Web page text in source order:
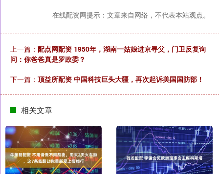
在线配资网提示：文章来自网络，不代表本站观点。
上一篇： 配点网配资 1950年，湖南一姑娘进京寻父，门卫反复询
问：你爸爸真是罗政委？
下一篇： 顶益所配资 中国科技巨头大疆，再次起诉美国国防部！
相关文章